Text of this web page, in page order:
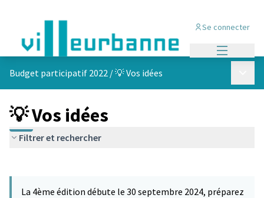
Se connecter
Budget participatif 2022 /💡 Vos idées
💡 Vos idées
Filtrer et rechercher
La 4ème édition débute le 30 septembre 2024, préparez